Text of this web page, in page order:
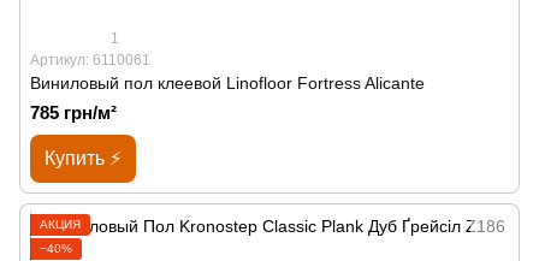
1
Артикул: 6110061
Виниловый пол клеевой Linofloor Fortress Alicante
785 грн/м²
Купить ⚡
АКЦИЯ
−40%